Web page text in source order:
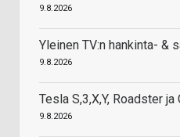
9.8.2026
Yleinen TV:n hankinta- &
9.8.2026
Tesla S,3,X,Y, Roadster
9.8.2026